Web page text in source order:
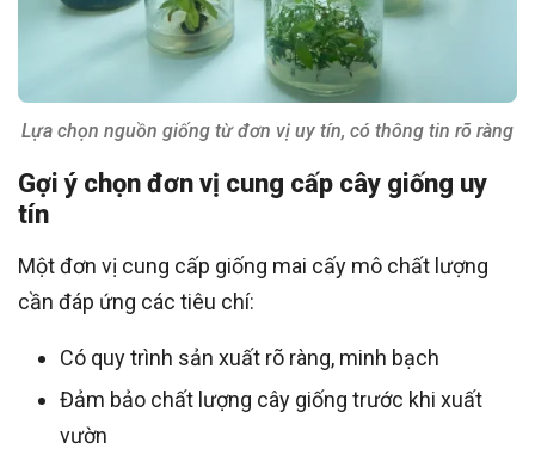
Lựa chọn nguồn giống từ đơn vị uy tín, có thông tin rõ ràng
Gợi ý chọn đơn vị cung cấp cây giống uy
tín
Một đơn vị cung cấp giống mai cấy mô chất lượng
cần đáp ứng các tiêu chí:
Có quy trình sản xuất rõ ràng, minh bạch
Đảm bảo chất lượng cây giống trước khi xuất
vườn